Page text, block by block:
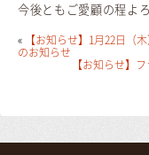
今後ともご愛顧の程よ
« 【お知らせ】1月22日（
のお知らせ
【お知らせ】